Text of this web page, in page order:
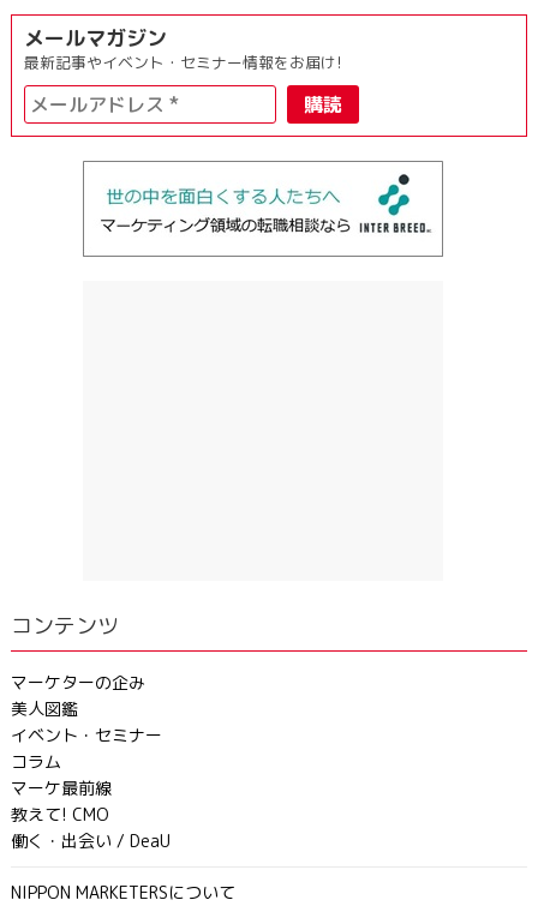
メールマガジン
最新記事やイベント・セミナー情報をお届け!
コンテンツ
マーケターの企み
美人図鑑
イベント・セミナー
コラム
マーケ最前線
教えて! CMO
働く・出会い / DeaU
NIPPON MARKETERSについて